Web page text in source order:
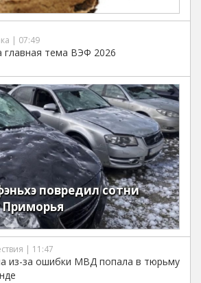
| 07:49
главная тема ВЭФ 2026
повредил сотни
| 11:47
из-за ошибки МВД попала в тюрьму